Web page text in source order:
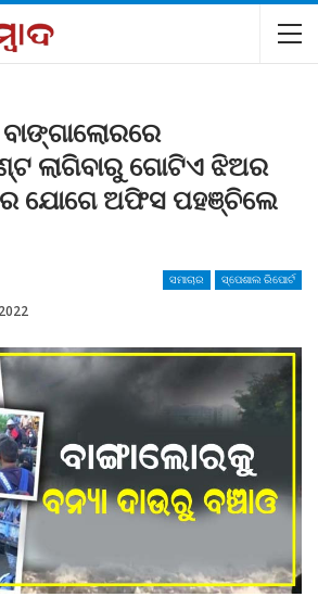
ଲାଗିବାରୁ ଗୋଟିଏ ଝିଅର
ଯୋଗେ ଅଫିସ ପହଞ୍ଚିଲେ
ସମାଚାର ସ୍ପେଶାଲ ରିପୋର୍ଟ